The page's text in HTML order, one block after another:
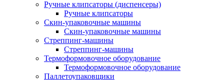
Ручные клипсаторы (диспенсеры)
Ручные клипсаторы
Скин-упаковочные машины
Скин-упаковочные машины
Стреппинг-машины
Стреппинг-машины
Термоформовочное оборудование
Термоформовочное оборудование
Паллетоупаковщики